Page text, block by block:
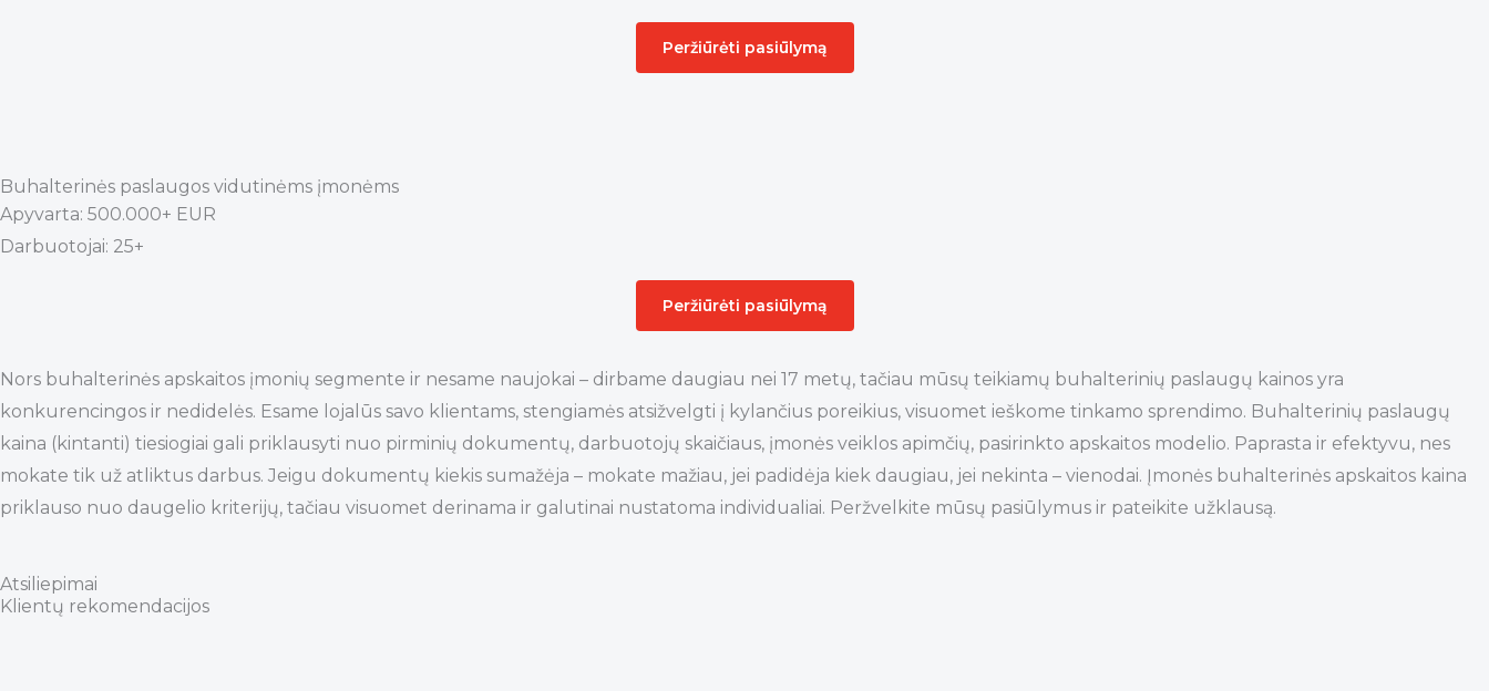
Peržiūrėti pasiūlymą
Buhalterinės paslaugos vidutinėms įmonėms
Apyvarta: 500.000+ EUR
Darbuotojai: 25+
Peržiūrėti pasiūlymą
Nors buhalterinės apskaitos įmonių segmente ir nesame naujokai – dirbame daugiau nei 17 metų, tačiau mūsų teikiamų buhalterinių paslaugų kainos yra
konkurencingos ir nedidelės. Esame lojalūs savo klientams, stengiamės atsižvelgti į kylančius poreikius, visuomet ieškome tinkamo sprendimo. Buhalterinių paslaugų
kaina (kintanti) tiesiogiai gali priklausyti nuo pirminių dokumentų, darbuotojų skaičiaus, įmonės veiklos apimčių, pasirinkto apskaitos modelio. Paprasta ir efektyvu, nes
mokate tik už atliktus darbus. Jeigu dokumentų kiekis sumažėja – mokate mažiau, jei padidėja kiek daugiau, jei nekinta – vienodai. Įmonės buhalterinės apskaitos kaina
priklauso nuo daugelio kriterijų, tačiau visuomet derinama ir galutinai nustatoma individualiai. Peržvelkite mūsų pasiūlymus ir pateikite užklausą.
Atsiliepimai
Klientų rekomendacijos